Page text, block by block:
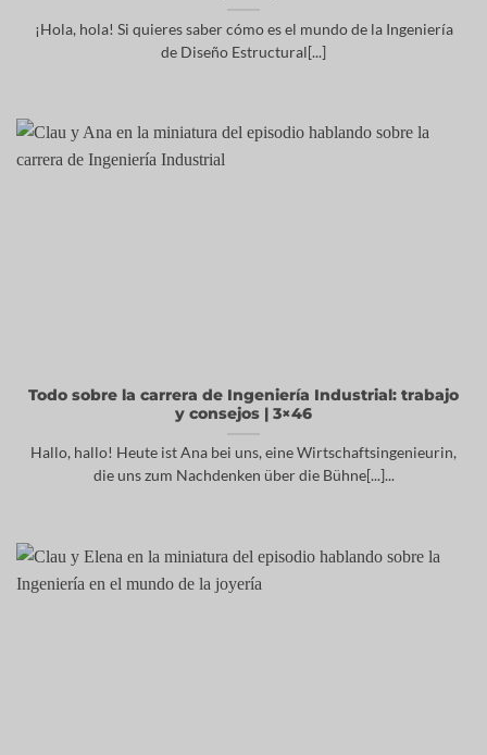
¡Hola, hola! Si quieres saber cómo es el mundo de la Ingeniería
de Diseño Estructural[...]
Todo sobre la carrera de Ingeniería Industrial: trabajo
y consejos | 3×46
Hallo, hallo! Heute ist Ana bei uns, eine Wirtschaftsingenieurin,
die uns zum Nachdenken über die Bühne[...]...